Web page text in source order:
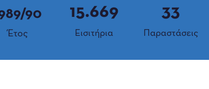
90
Έτος Εισιτήρια
15.669
Παραστάσεις
33